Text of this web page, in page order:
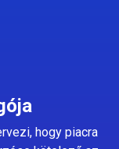
hogy piacra